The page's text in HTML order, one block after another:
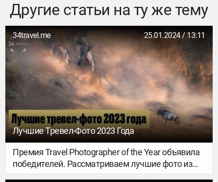
Другие статьи на ту же тему
34travel.me 25.01.2024 / 13:11
Лучшие Тревел-Фото 2023 Года
Премия Travel Photographer of the Year объявила
победителей. Рассматриваем лучшие фото из
путешествий 2023 года.